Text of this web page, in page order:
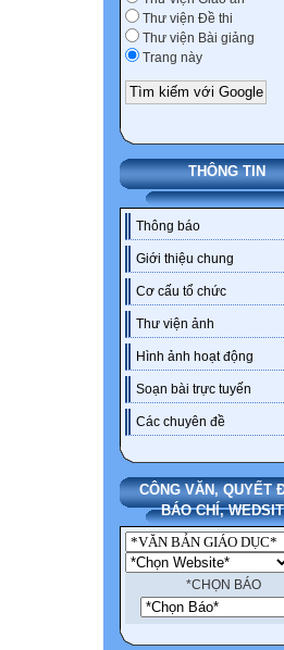
Thư viện Đề thi
Thư viện Bài giảng
Trang này
THÔNG TIN
Thông báo
Giới thiệu chung
Cơ cấu tổ chức
Thư viện ảnh
Hình ảnh hoạt động
Soạn bài trực tuyến
Các chuyên đề
CÔNG VĂN, QUYẾT
BÁO CHÍ,
*CHỌN BÁO